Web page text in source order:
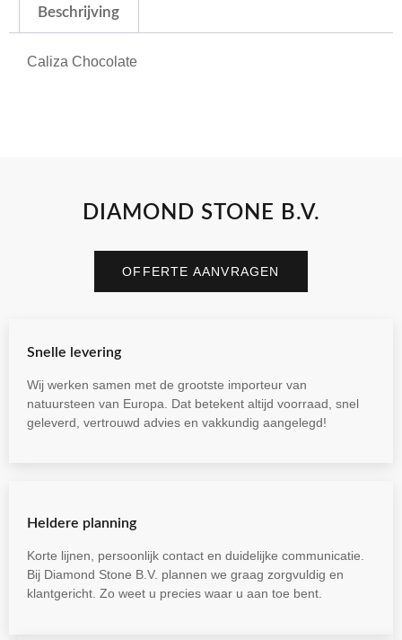
Beschrijving
Caliza Chocolate
DIAMOND STONE B.V.
OFFERTE AANVRAGEN
Snelle levering
Wij werken samen met de grootste importeur van
natuursteen van Europa. Dat betekent altijd voorraad, snel
geleverd, vertrouwd advies en vakkundig aangelegd!
Heldere planning
Korte lijnen, persoonlijk contact en duidelijke communicatie.
Bij Diamond Stone B.V. plannen we graag zorgvuldig en
klantgericht. Zo weet u precies waar u aan toe bent.